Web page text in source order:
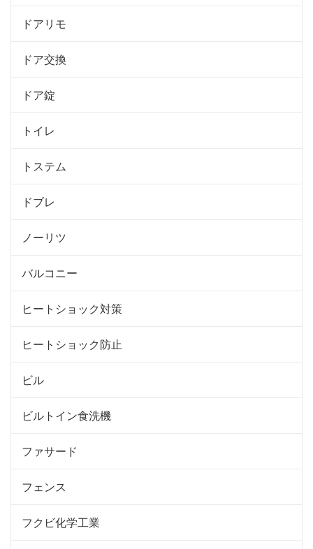
ドアリモ
ドア交換
ドア錠
トイレ
トステム
ドブレ
ノーリツ
バルコニー
ヒートショック対策
ヒートショック防止
ビル
ビルトイン食洗機
ファサード
フェンス
フクビ化学工業